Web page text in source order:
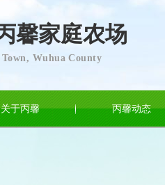
馨家庭农场
Wuhua County
关于丙馨 丙馨动态